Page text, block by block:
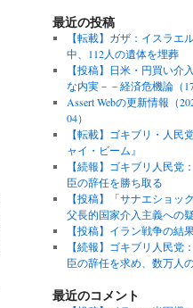
最近の投稿
【転載】ガザ：イスラエ
中、112人の遺体を埋葬
【投稿】日米・円買い介
な内実－－経済危機論（
Assert Webの更新情報（
04）
【転載】ゴキブリ・人民
ャイ・ビーム』
【続報】ゴキブリ人民党
臣の辞任を勝ち取る
【投稿】「サナエショッ
父長的国家介入主義への
【投稿】イラン戦争の結
【続報】ゴキブリ人民党
臣の辞任を求め、数万人
最近のコメント